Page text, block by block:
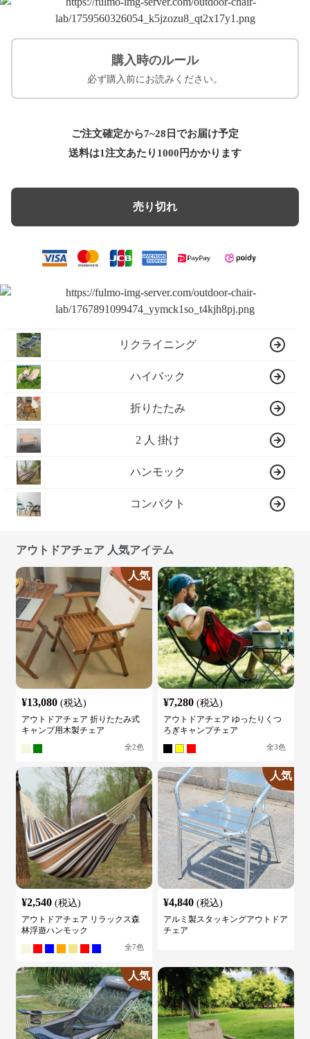
購入時のルール
必ず購入前にお読みください。
ご注文確定から7~28日でお届け予定
送料は1注文あたり 1000 円かかります
売り切れ
リクライニング
ハイバック
折りたたみ
2 人 掛け
ハンモック
コンパクト
アウトドアチェア 人気アイテム
人気
¥13,080 (税込)
アウトドアチェア 折りたたみ式
キャンプ用木製チェア
全2色
¥7,280 (税込)
アウトドアチェア ゆったりくつ
ろぎキャンプチェア
全3色
¥2,540 (税込)
アウトドアチェア リラックス森
林浮遊ハンモック
全7色
人気
¥4,840 (税込)
アルミ製スタッキングアウトドア
チェア
人気